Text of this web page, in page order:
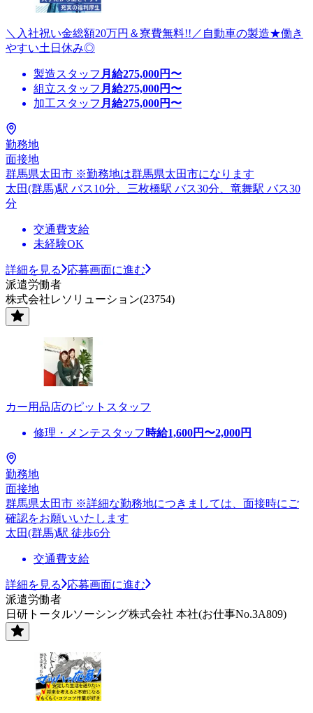
＼入社祝い金総額20万円＆寮費無料!!／自動車の製造★働き
やすい土日休み◎
製造スタッフ 月給275,000円〜
組立スタッフ 月給275,000円〜
加工スタッフ 月給275,000円〜
勤務地
面接地
群馬県太田市 ※勤務地は群馬県太田市になります
太田(群馬)駅 バス10分、三枚橋駅 バス30分、竜舞駅 バス30
分
交通費支給
未経験OK
詳細を見る
応募画面に進む
派遣労働者
株式会社レソリューション(23754)
カー用品店のピットスタッフ
修理・メンテスタッフ 時給1,600円〜2,000円
勤務地
面接地
群馬県太田市 ※詳細な勤務地につきましては、面接時にご
確認をお願いいたします
太田(群馬)駅 徒歩6分
交通費支給
詳細を見る
応募画面に進む
派遣労働者
日研トータルソーシング株式会社 本社(お仕事No.3A809)